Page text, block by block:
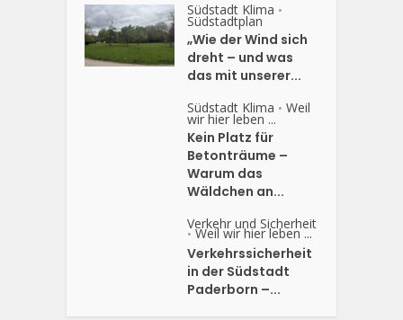
Südstadt Klima •
Südstadtplan
„Wie der Wind sich
dreht – und was
das mit unserer...
Südstadt Klima • Weil
wir hier leben ...
Kein Platz für
Betonträume –
Warum das
Wäldchen an...
Verkehr und Sicherheit
• Weil wir hier leben ...
Verkehrssicherheit
in der Südstadt
Paderborn –...